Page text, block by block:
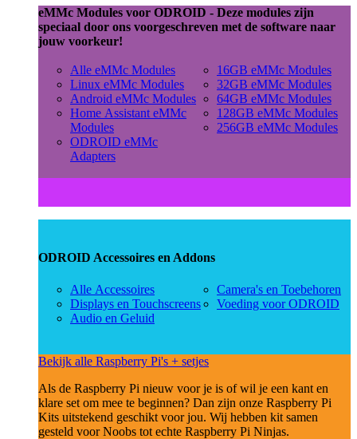
eMMc Modules voor ODROID - Deze modules zijn
speciaal door ons voorgeschreven met de software naar
jouw voorkeur!
Alle eMMc Modules
Linux eMMc Modules
Android eMMc Modules
Home Assistant eMMc
Modules
ODROID eMMc
Adapters
16GB eMMc Modules
32GB eMMc Modules
64GB eMMc Modules
128GB eMMc Modules
256GB eMMc Modules
ODROID Accessoires en Addons
Alle Accessoires
Displays en Touchscreens
Audio en Geluid
Camera's en Toebehoren
Voeding voor ODROID
Bekijk alle Raspberry Pi's + setjes
Als de Raspberry Pi nieuw voor je is of wil je een kant en
klare set om mee te beginnen? Dan zijn onze Raspberry Pi
Kits uitstekend geschikt voor jou. Wij hebben kit samen
gesteld voor Noobs tot echte Raspberry Pi Ninjas.